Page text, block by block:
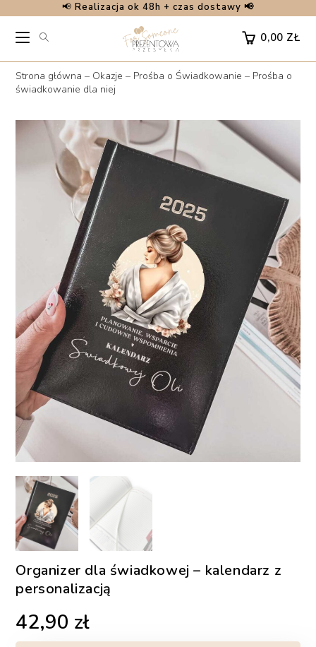
content
📢 Realizacja ok 48h + czas dostawy 📢
0,00 ZŁ
Strona główna – Okazje – Prośba o Świadkowanie – Prośba o
świadkowanie dla niej
Organizer dla świadkowej – kalendarz z
personalizacją
42,90 zł